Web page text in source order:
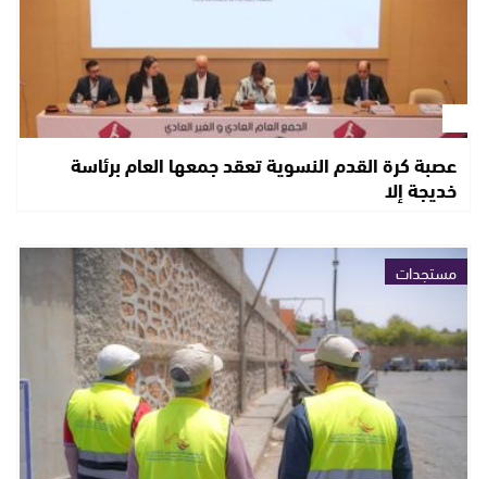
عصبة كرة القدم النسوية تعقد جمعها العام برئاسة
خديجة إلا
مستجدات